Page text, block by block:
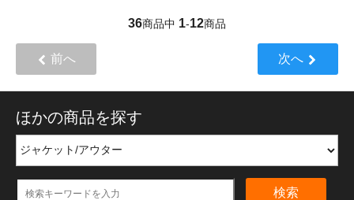
36商品中 1-12商品
前へ 次へ
ほかの商品を探す
検索